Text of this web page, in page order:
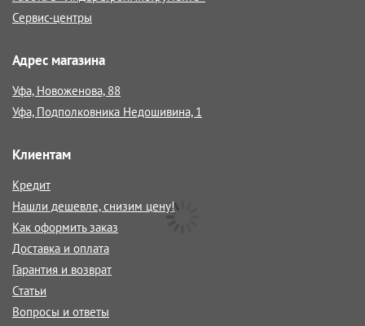
Сервис-центры
Адрес магазина
Уфа, Новоженова, 88
Уфа, Подполковника Недошивина, 1
Клиентам
Кредит
Нашли дешевле, снизим цену!
Как оформить заказ
Доставка и оплата
Гарантия и возврат
Статьи
Вопросы и ответы